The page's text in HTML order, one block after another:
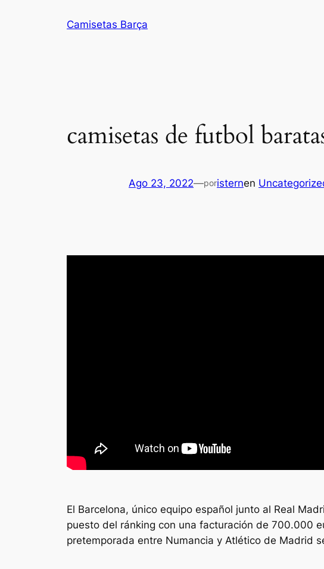
Camisetas Barça
camisetas de futbol
Ago 23, 2022—poristernen
El Barcelona, único equipo español junto al Real
puesto del ránking con una facturación de 700.000
pretemporada entre Numancia y Atlético de Madrid